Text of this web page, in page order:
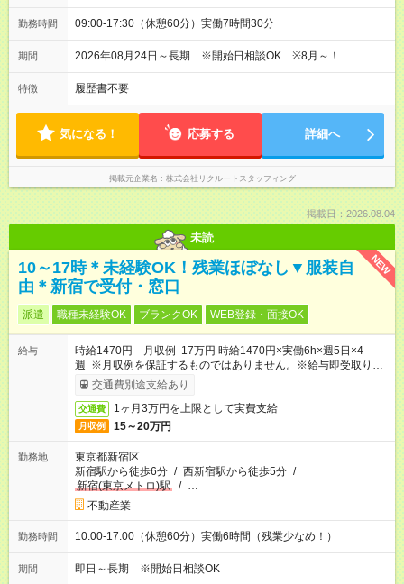
勤務時間 09:00-17:30（休憩60分）実働7時間30分
期間 2026年08月24日～長期 ※開始日相談OK ※8月～！
特徴 履歴書不要
気になる！ 応募する 詳細へ
掲載元企業名 株式会社リクルートスタッフィング
掲載日：2026.08.04
未読
NEW
10～17時＊未経験OK！残業ほぼなし▼服装自
由＊新宿で受付・窓口
派遣 職種未経験OK ブランクOK WEB登録・面接OK
給与
時給1470円 月収例 17万円 時給1470円×実働6h×週5日×4
週 ※月収例を保証するものではありません。※給与即受取りサ
ービス利用可（利用条件有）
交通費別途支給あり
交通費 1ヶ月3万円を上限として実費支給
月収例 15～20万円
勤務地
東京都新宿区
新宿駅から徒歩6分 / 西新宿駅から徒歩5分 /
新宿(東京メトロ)駅
/ …
不動産業
勤務時間 10:00-17:00（休憩60分）実働6時間（残業少なめ！）
期間 即日～長期 ※開始日相談OK